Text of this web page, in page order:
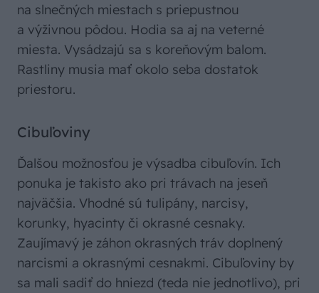
na slnečných miestach s priepustnou
a výživnou pôdou. Hodia sa aj na veterné
miesta. Vysádzajú sa s koreňovým balom.
Rastliny musia mať okolo seba dostatok
priestoru.
Cibuľoviny
Ďalšou možnosťou je výsadba cibuľovín. Ich
ponuka je takisto ako pri trávach na jeseň
najväčšia. Vhodné sú tulipány, narcisy,
korunky, hyacinty či okrasné cesnaky.
Zaujímavý je záhon okrasných tráv doplnený
narcismi a okrasnými cesnakmi. Cibuľoviny by
sa mali sadiť do hniezd (teda nie jednotlivo), pri